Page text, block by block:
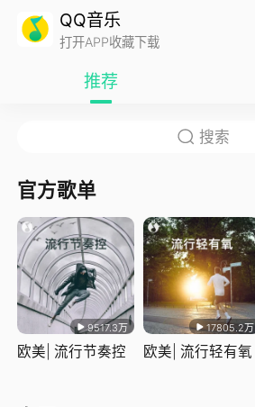
QQ音乐
打开APP收藏下载
推荐
官方歌单
9517.3万
欧美| 流行节奏控
17805.2万
欧美| 流行轻有氧